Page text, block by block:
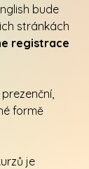
bude
stránkách
registrace
formě
je